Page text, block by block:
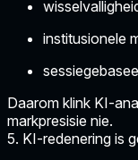
institusionele
Daarom klink KI-
markpresisie nie.
5. KI-redenering is